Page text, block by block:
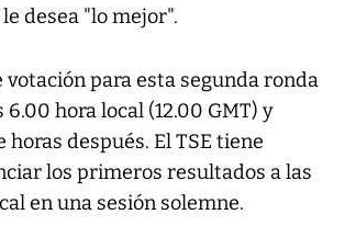
desea "lo mejor".
votación para esta segunda ronda
6.00 hora local (12.00 GMT) y
horas después. El TSE tiene
los primeros resultados a las
en una sesión solemne.